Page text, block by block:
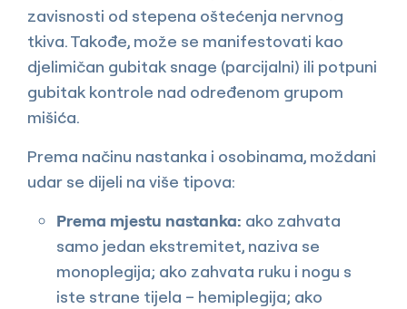
zavisnosti od stepena oštećenja nervnog
tkiva. Takođe, može se manifestovati kao
djelimičan gubitak snage (parcijalni) ili potpuni
gubitak kontrole nad određenom grupom
mišića.
Prema načinu nastanka i osobinama, moždani
udar se dijeli na više tipova:
Prema mjestu nastanka: ako zahvata
samo jedan ekstremitet, naziva se
monoplegija; ako zahvata ruku i nogu s
iste strane tijela – hemiplegija; ako